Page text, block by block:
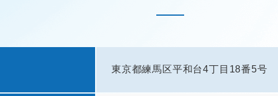
東京都練馬区平和台4丁目18番5号